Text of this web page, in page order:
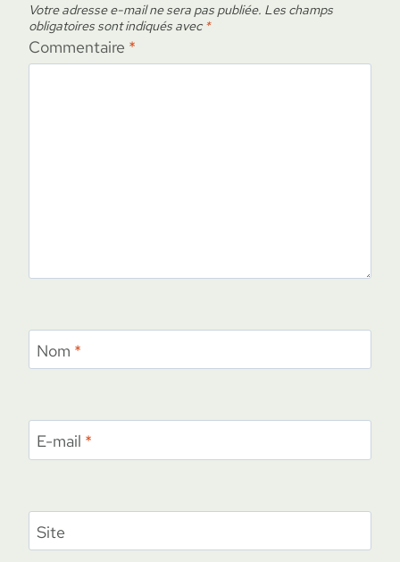
Votre adresse e-mail ne sera pas publiée. Les champs
obligatoires sont indiqués avec *
Commentaire *
Nom *
E-mail *
Site